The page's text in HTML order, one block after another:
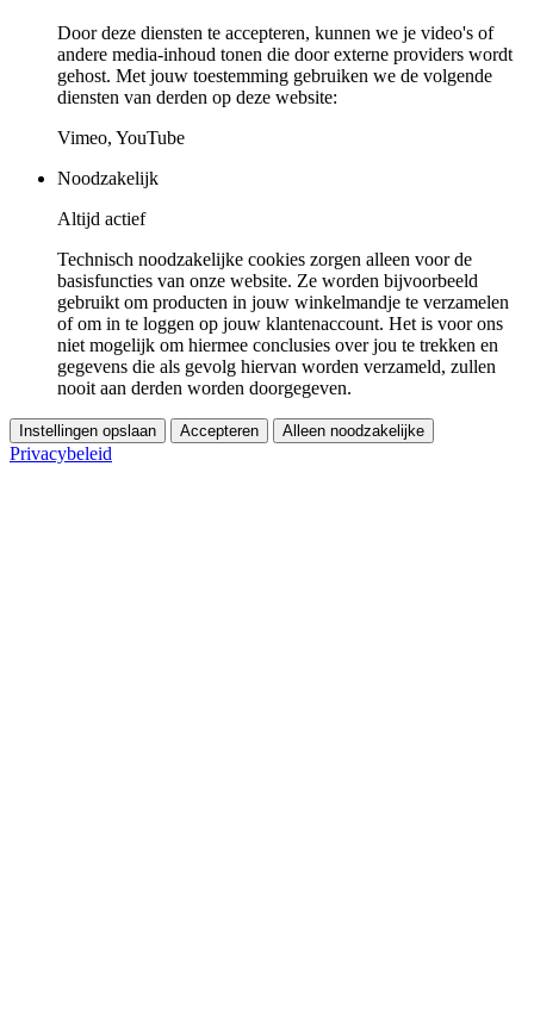
Door deze diensten te accepteren, kunnen we je video's of
andere media-inhoud tonen die door externe providers wordt
gehost. Met jouw toestemming gebruiken we de volgende
diensten van derden op deze website:
Vimeo, YouTube
Noodzakelijk
Altijd actief
Technisch noodzakelijke cookies zorgen alleen voor de
basisfuncties van onze website. Ze worden bijvoorbeeld
gebruikt om producten in jouw winkelmandje te verzamelen
of om in te loggen op jouw klantenaccount. Het is voor ons
niet mogelijk om hiermee conclusies over jou te trekken en
gegevens die als gevolg hiervan worden verzameld, zullen
nooit aan derden worden doorgegeven.
Instellingen opslaan Accepteren Alleen noodzakelijke
Privacybeleid